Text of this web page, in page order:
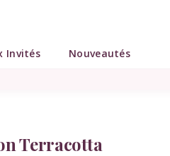
Invités Nouveautés
Terracotta